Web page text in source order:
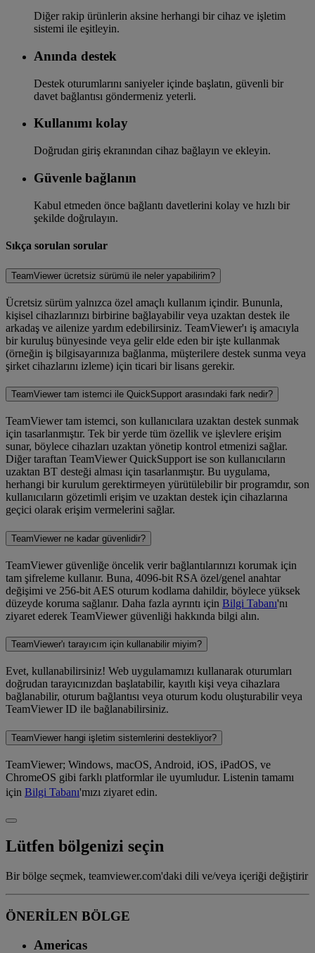
Diğer rakip ürünlerin aksine herhangi bir cihaz ve işletim
sistemi ile eşitleyin.
Anında destek
Destek oturumlarını saniyeler içinde başlatın, güvenli bir
davet bağlantısı göndermeniz yeterli.
Kullanımı kolay
Doğrudan giriş ekranından cihaz bağlayın ve ekleyin.
Güvenle bağlanın
Kabul etmeden önce bağlantı davetlerini kolay ve hızlı bir
şekilde doğrulayın.
Sıkça sorulan sorular
TeamViewer ücretsiz sürümü ile neler yapabilirim?
Ücretsiz sürüm yalnızca özel amaçlı kullanım içindir. Bununla,
kişisel cihazlarınızı birbirine bağlayabilir veya uzaktan destek ile
arkadaş ve ailenize yardım edebilirsiniz. TeamViewer'ı iş amacıyla
bir kuruluş bünyesinde veya gelir elde eden bir işte kullanmak
(örneğin iş bilgisayarınıza bağlanma, müşterilere destek sunma veya
şirket cihazlarını izleme) için ticari bir lisans gerekir.
TeamViewer tam istemci ile QuickSupport arasındaki fark nedir?
TeamViewer tam istemci, son kullanıcılara uzaktan destek sunmak
için tasarlanmıştır. Tek bir yerde tüm özellik ve işlevlere erişim
sunar, böylece cihazları uzaktan yönetip kontrol etmenizi sağlar.
Diğer taraftan TeamViewer QuickSupport ise son kullanıcıların
uzaktan BT desteği alması için tasarlanmıştır. Bu uygulama,
herhangi bir kurulum gerektirmeyen yürütülebilir bir programdır, son
kullanıcıların gözetimli erişim ve uzaktan destek için cihazlarına
geçici olarak erişim vermelerini sağlar.
TeamViewer ne kadar güvenlidir?
TeamViewer güvenliğe öncelik verir bağlantılarınızı korumak için
tam şifreleme kullanır. Buna, 4096-bit RSA özel/genel anahtar
değişimi ve 256-bit AES oturum kodlama dahildir, böylece yüksek
düzeyde koruma sağlanır. Daha fazla ayrıntı için Bilgi Tabanı'nı
ziyaret ederek TeamViewer güvenliği hakkında bilgi alın.
TeamViewer'ı tarayıcım için kullanabilir miyim?
Evet, kullanabilirsiniz! Web uygulamamızı kullanarak oturumları
doğrudan tarayıcınızdan başlatabilir, kayıtlı kişi veya cihazlara
bağlanabilir, oturum bağlantısı veya oturum kodu oluşturabilir veya
TeamViewer ID ile bağlanabilirsiniz.
TeamViewer hangi işletim sistemlerini destekliyor?
TeamViewer; Windows, macOS, Android, iOS, iPadOS, ve
ChromeOS gibi farklı platformlar ile uyumludur. Listenin tamamı
için Bilgi Tabanı'mızı ziyaret edin.
Lütfen bölgenizi seçin
Bir bölge seçmek, teamviewer.com'daki dili ve/veya içeriği değiştirir
ÖNERİLEN BÖLGE
Americas